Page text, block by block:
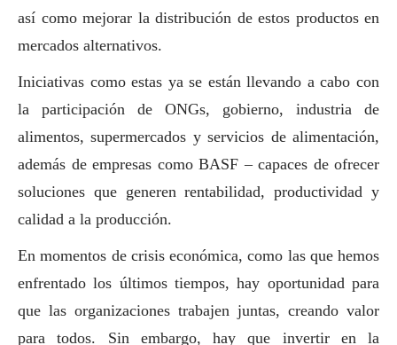
así como mejorar la distribución de estos productos en
mercados alternativos.
Iniciativas como estas ya se están llevando a cabo con
la participación de ONGs, gobierno, industria de
alimentos, supermercados y servicios de alimentación,
además de empresas como BASF – capaces de ofrecer
soluciones que generen rentabilidad, productividad y
calidad a la producción.
En momentos de crisis económica, como las que hemos
enfrentado los últimos tiempos, hay oportunidad para
que las organizaciones trabajen juntas, creando valor
para todos. Sin embargo, hay que invertir en la